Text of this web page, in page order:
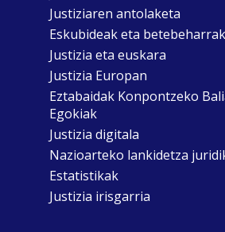
Justiziaren antolaketa
Eskubideak eta betebeharrak
Justizia eta euskara
Justizia Europan
Eztabaidak Konpontzeko
Egokiak
Justizia digitala
Nazioarteko lankidetza
Estatistikak
Justizia irisgarria